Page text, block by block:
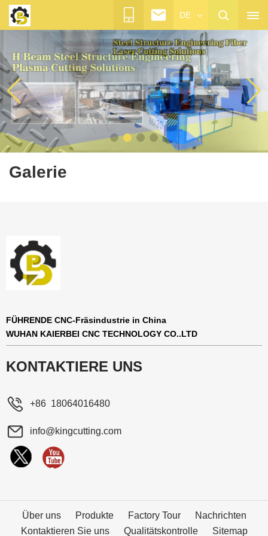
DE
Galerie
FÜHRENDE CNC-Fräsindustrie in China
WUHAN KAIERBEI CNC TECHNOLOGY CO..LTD
KONTAKTIERE UNS
+86 18064016480
info@kingcutting.com
Über uns Produkte Factory Tour
Nachrichten
Kontaktieren Sie uns
Qualitätskontrolle Sitemap